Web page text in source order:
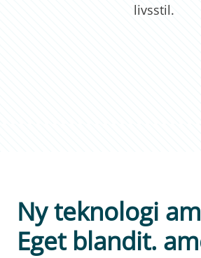
livsstil.
Ny teknologi
Eget blandit.